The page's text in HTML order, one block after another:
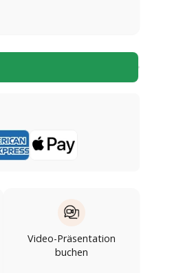
Video-Präsentation
buchen